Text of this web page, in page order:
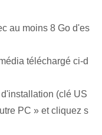
au moins 8 Go d'es
téléchargé ci-d
(clé US
PC » et cliquez s